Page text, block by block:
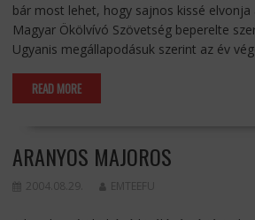
bár most lehet, hogy sajnos kissé
Magyar Ökölvívó Szövetség beperelte
Ugyanis megállapodásuk szerint az év
READ MORE
ARANYOS MAJOROS
2004.08.29. EMTEEFU